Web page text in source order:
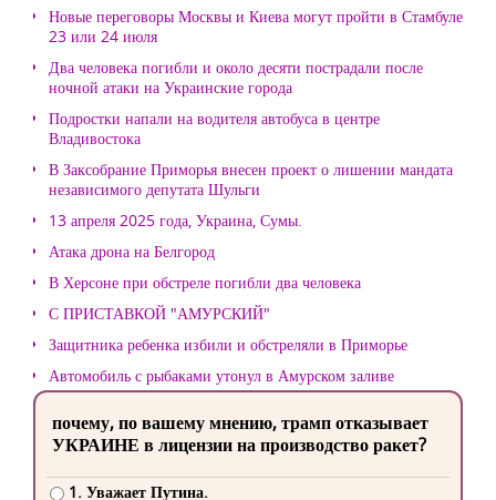
Новые переговоры Москвы и Киева могут пройти в Стамбуле
23 или 24 июля
Два человека погибли и около десяти пострадали после
ночной атаки на Украинские города
Подростки напали на водителя автобуса в центре
Владивостока
В Заксобрание Приморья внесен проект о лишении мандата
независимого депутата Шульги
13 апреля 2025 года, Украина, Сумы.
Атака дрона на Белгород
В Херсоне при обстреле погибли два человека
С ПРИСТАВКОЙ "АМУРСКИЙ"
Защитника ребенка избили и обстреляли в Приморье
Автомобиль с рыбаками утонул в Амурском заливе
почему, по вашему мнению, трамп отказывает
УКРАИНЕ в лицензии на производство ракет?
1. Уважает Путина.